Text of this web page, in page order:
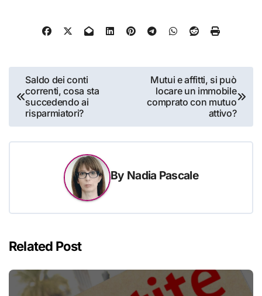
Navigazione
articoli
Saldo dei conti
correnti, cosa sta
succedendo ai
risparmiatori?
Mutui e affitti, si può
locare un immobile
comprato con mutuo
attivo?
By Nadia Pascale
Related Post